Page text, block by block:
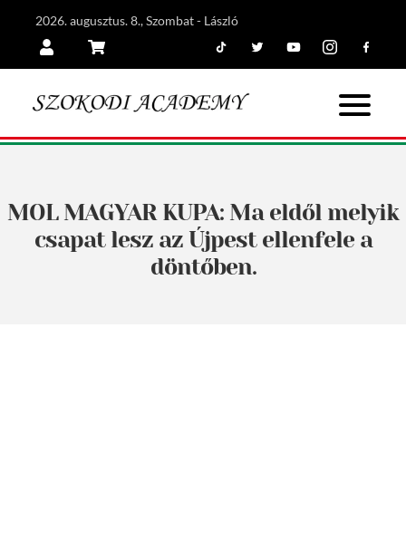
2026. augusztus. 8., Szombat - László
MOL MAGYAR KUPA: Ma eldől melyik
csapat lesz az Újpest ellenfele a
döntőben.